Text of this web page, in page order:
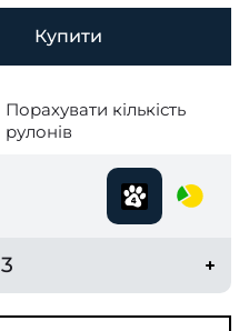
Купити
Порахувати кількість
рулонів
3